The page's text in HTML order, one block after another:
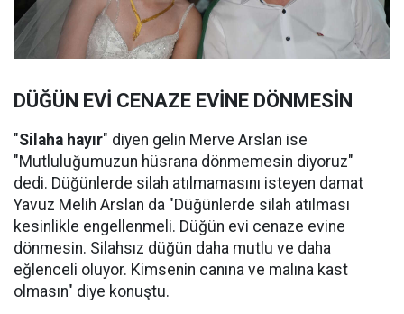
DÜĞÜN EVİ CENAZE EVİNE DÖNMESİN
"Silaha hayır" diyen gelin Merve Arslan ise
"Mutluluğumuzun hüsrana dönmemesin diyoruz"
dedi. Düğünlerde silah atılmamasını isteyen damat
Yavuz Melih Arslan da "Düğünlerde silah atılması
kesinlikle engellenmeli. Düğün evi cenaze evine
dönmesin. Silahsız düğün daha mutlu ve daha
eğlenceli oluyor. Kimsenin canına ve malına kast
olmasın" diye konuştu.